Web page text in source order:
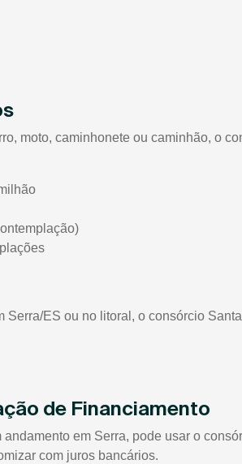
moto, caminhonete ou caminhão, o
Serra/ES ou no litoral, o consórcio
de Financiamento
em Serra, pode usar o
com juros bancários.